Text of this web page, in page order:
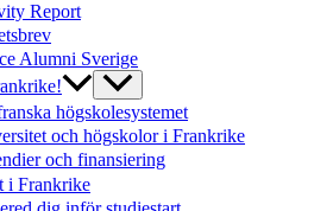
Report
Alumni Sverige
högskolesystemet
och högskolor i Frankrike
och finansiering
i Frankrike